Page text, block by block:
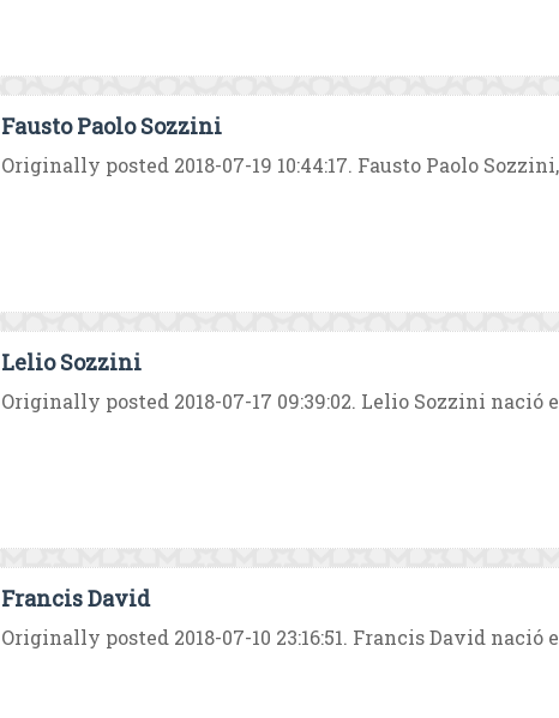
Fausto Paolo Sozzini
Originally posted 2018-07-19 10:44:17. Fausto Paolo
Lelio Sozzini
Originally posted 2018-07-17 09:39:02. Lelio Sozzini nació
Francis David
Originally posted 2018-07-10 23:16:51. Francis David nació